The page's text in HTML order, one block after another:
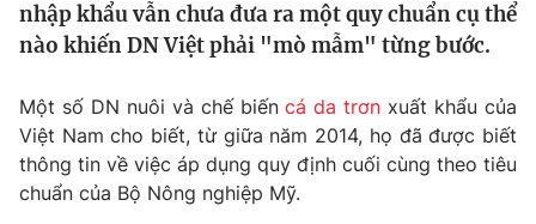
Tin tức
Thế giới đó đây
Câu chuyện quốc tế
Kinh tế
Thị trường
Góc doanh nghiệp
Dữ liệu và đời sống
Truyền hình
nhập khẩu vẫn chưa đưa ra một quy chuẩn cụ thể
nào khiến DN Việt phải "mò mẫm" từng bước.
Một số DN nuôi và chế biếncá da trơn xuất khẩu của
Việt Nam cho biết, từ giữa năm 2014, họ đã được biết
thông tin về việc áp dụng quy định cuối cùng theo tiêu
chuẩn của Bộ Nông nghiệp Mỹ.